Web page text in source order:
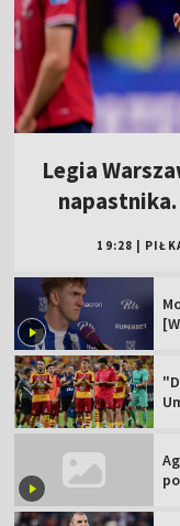
Legia
napastnika.
19:28